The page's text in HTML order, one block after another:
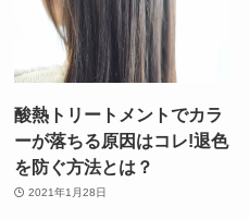
酸熱トリートメントでカラ
ーが落ちる原因はコレ!退色
を防ぐ方法とは？
2021年1月28日